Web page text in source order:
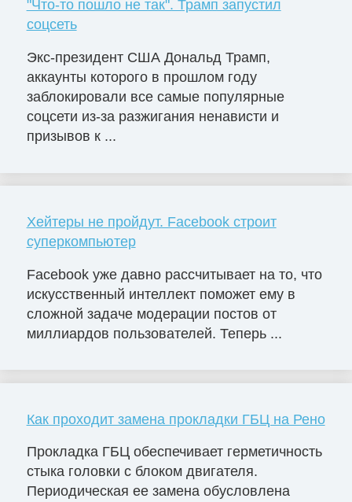
"Что-то пошло не так". Трамп запустил
соцсеть
Экс-президент США Дональд Трамп,
аккаунты которого в прошлом году
заблокировали все самые популярные
соцсети из-за разжигания ненависти и
призывов к ...
Хейтеры не пройдут. Facebook строит
суперкомпьютер
Facebook уже давно рассчитывает на то, что
искусственный интеллект поможет ему в
сложной задаче модерации постов от
миллиардов пользователей. Теперь ...
Как проходит замена прокладки ГБЦ на Рено
Прокладка ГБЦ обеспечивает герметичность
стыка головки с блоком двигателя.
Периодическая ее замена обусловлена